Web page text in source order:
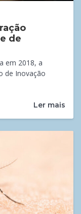
de
em 2018, a
de Inovação
Ler mais